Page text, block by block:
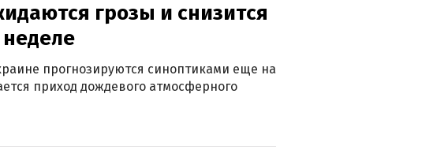
грозы и снизится
прогнозируются синоптиками еще на
приход дождевого атмосферного